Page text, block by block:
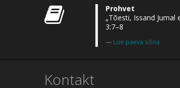
Prohvet
„Tõesti, Issand
3:7–8
Loe päeva sõna
Kontakt